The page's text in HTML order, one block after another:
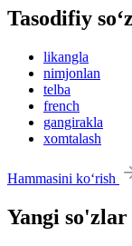
Tasodifiy
likangla
nimjonlan
telba
french
gangirakla
xomtalash
Hammasini ko‘rish
Yangi so'zlar